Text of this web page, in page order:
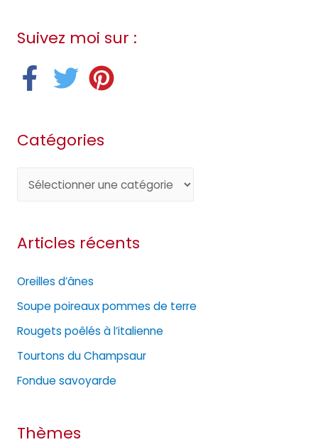
Suivez moi sur :
Catégories
é
o
r
i
e
s
Articles récents
Oreilles d’ânes
Soupe poireaux pommes de terre
Rougets poêlés à l’italienne
Tourtons du Champsaur
Fondue savoyarde
Thèmes